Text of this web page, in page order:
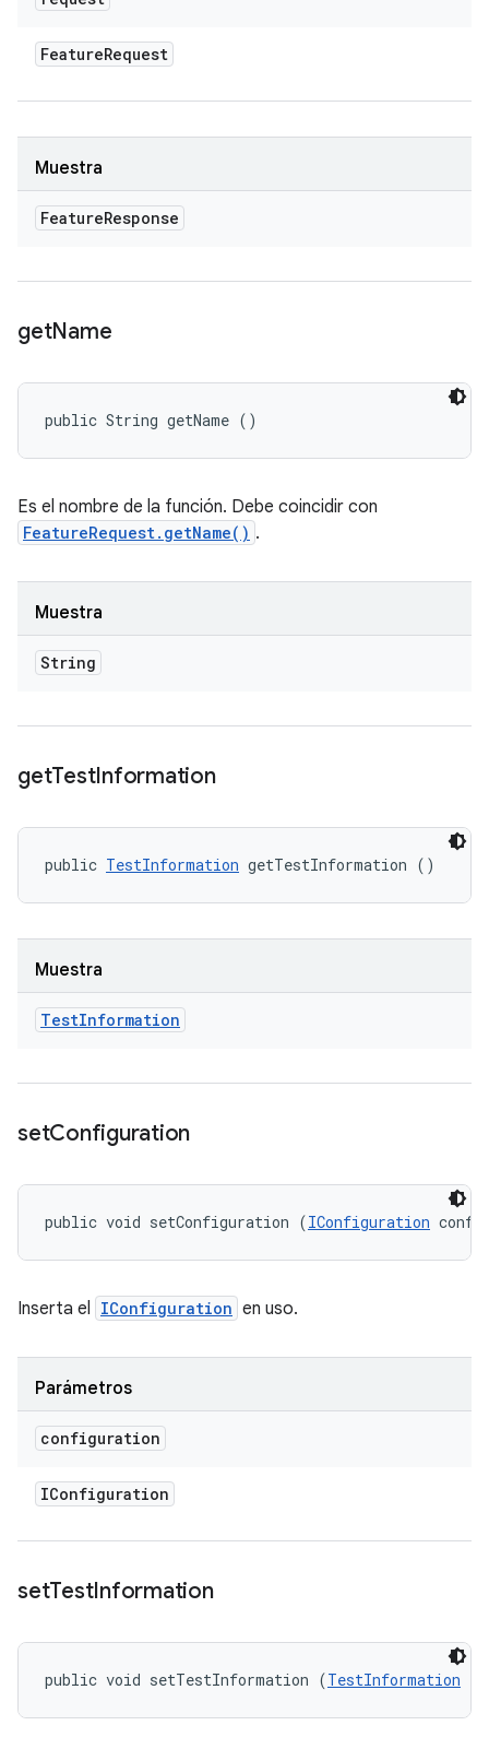
FeatureRequest
Muestra
FeatureResponse
getName
public String getName ()
Es el nombre de la función. Debe coincidir con
FeatureRequest.getName() .
Muestra
String
getTestInformation
public TestInformation getTestInformation ()
Muestra
TestInformation
setConfiguration
public void setConfiguration (IConfiguration
Inserta el IConfiguration en uso.
Parámetros
configuration
IConfiguration
setTestInformation
public void setTestInformation (TestInformation